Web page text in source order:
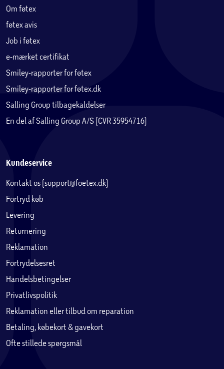
Om føtex
føtex avis
Job i føtex
e-mærket certifikat
Smiley-rapporter for føtex
Smiley-rapporter for føtex.dk
Salling Group tilbagekaldelser
En del af Salling Group A/S (CVR 35954716)
Kundeservice
Kontakt os (support@foetex.dk)
Fortryd køb
Levering
Returnering
Reklamation
Fortrydelsesret
Handelsbetingelser
Privatlivspolitik
Reklamation eller tilbud om reparation
Betaling, købekort & gavekort
Ofte stillede spørgsmål